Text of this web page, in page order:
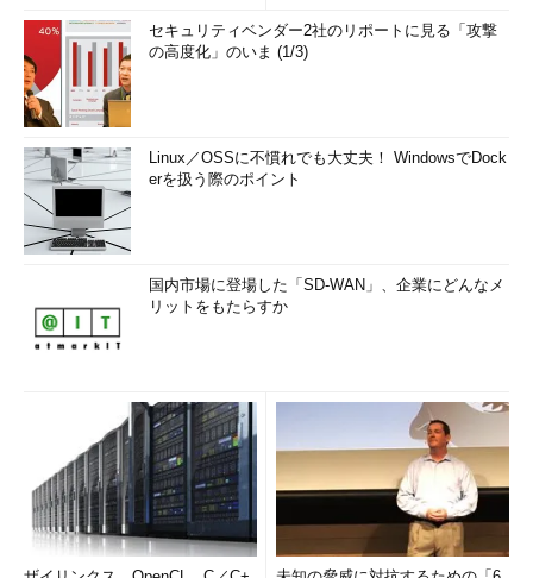
セキュリティベンダー2社のリポートに見る「攻撃
の高度化」のいま (1/3)
Linux／OSSに不慣れでも大丈夫！ WindowsでDock
erを扱う際のポイント
国内市場に登場した「SD-WAN」、企業にどんなメ
リットをもたらすか